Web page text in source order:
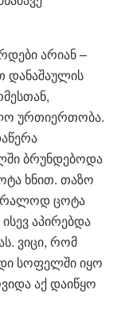
არიან –
დანაშაულის
ურთიერთობა.
ბრუნდებოდა
ხნით. თაზო
ცოტა
აპირებდა
ვიცი, რომ
სოფელში იყო
აქ დაიწყო